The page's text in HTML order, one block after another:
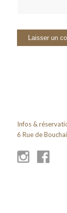
Infos &
6 Rue de